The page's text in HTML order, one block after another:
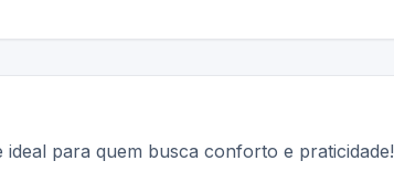
ideal para quem busca conforto e praticidade!